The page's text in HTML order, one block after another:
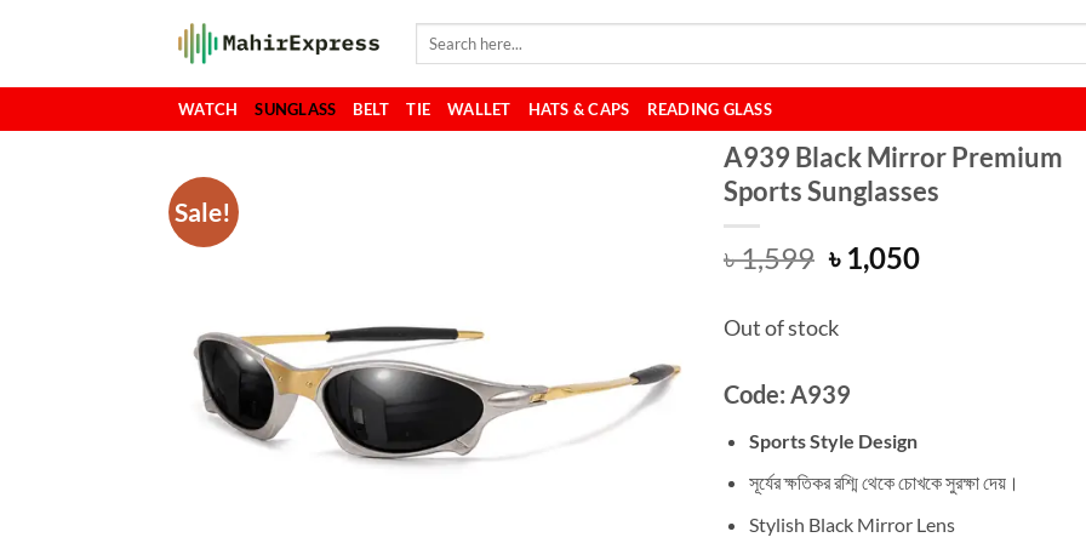
Search
WATCH SUNGLASS BELT TIE WALLET HATS & CAPS READING GLASS
Sale!
A939 Black Mirror Premium
Sports Sunglasses
৳1,599 Original
price
was:
৳ 1,599.
৳ 1,050Current
Out of stock
Code: A939
Sports Style Design
সূর্যের ক্ষতিকর রশ্মি থেকে চোখকে সুরক্ষা দেয়।
Stylish Black Mirror Lens